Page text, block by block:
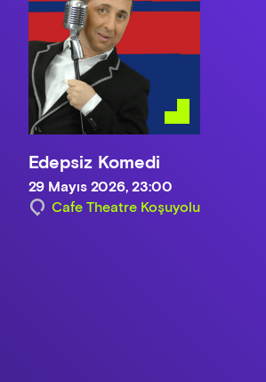
Edepsiz Komedi
29 Mayıs 2026, 23:00
Cafe Theatre Koşuyolu